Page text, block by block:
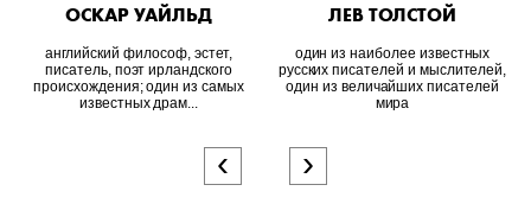
ОСКАР УАЙЛЬД
английский философ, эстет,
писатель, поэт ирландского
происхождения; один из самых
известных драм...
ЛЕВ ТОЛСТОЙ
один из наиболее известных
русских писателей и мыслителей,
один из величайших писателей
мира
‹ ›